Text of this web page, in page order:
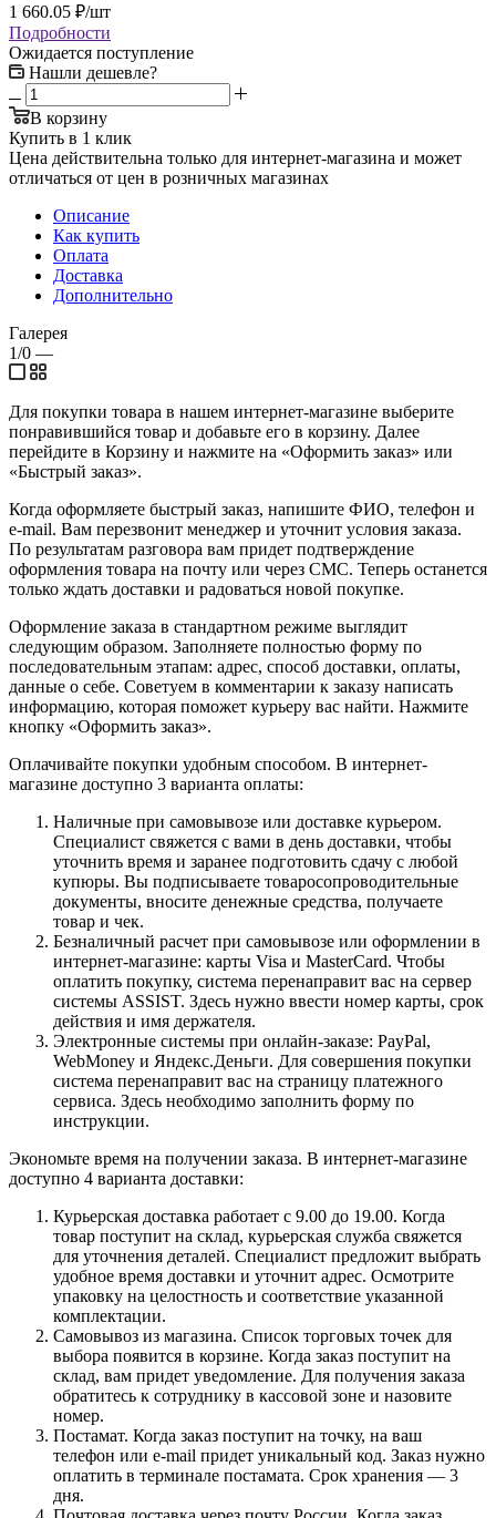
1 660.05 ₽/шт
Подробности
Ожидается поступление
Нашли дешевле?
В корзину
Купить в 1 клик
Цена действительна только для интернет-магазина и может
отличаться от цен в розничных магазинах
Описание
Как купить
Оплата
Доставка
Дополнительно
Галерея
1/0 —
Для покупки товара в нашем интернет-магазине выберите
понравившийся товар и добавьте его в корзину. Далее
перейдите в Корзину и нажмите на «Оформить заказ» или
«Быстрый заказ».
Когда оформляете быстрый заказ, напишите ФИО, телефон и
e-mail. Вам перезвонит менеджер и уточнит условия заказа.
По результатам разговора вам придет подтверждение
оформления товара на почту или через СМС. Теперь останется
только ждать доставки и радоваться новой покупке.
Оформление заказа в стандартном режиме выглядит
следующим образом. Заполняете полностью форму по
последовательным этапам: адрес, способ доставки, оплаты,
данные о себе. Советуем в комментарии к заказу написать
информацию, которая поможет курьеру вас найти. Нажмите
кнопку «Оформить заказ».
Оплачивайте покупки удобным способом. В интернет-
магазине доступно 3 варианта оплаты:
Наличные при самовывозе или доставке курьером.
Специалист свяжется с вами в день доставки, чтобы
уточнить время и заранее подготовить сдачу с любой
купюры. Вы подписываете товаросопроводительные
документы, вносите денежные средства, получаете
товар и чек.
Безналичный расчет при самовывозе или оформлении в
интернет-магазине: карты Visa и MasterCard. Чтобы
оплатить покупку, система перенаправит вас на сервер
системы ASSIST. Здесь нужно ввести номер карты, срок
действия и имя держателя.
Электронные системы при онлайн-заказе: PayPal,
WebMoney и Яндекс.Деньги. Для совершения покупки
система перенаправит вас на страницу платежного
сервиса. Здесь необходимо заполнить форму по
инструкции.
Экономьте время на получении заказа. В интернет-магазине
доступно 4 варианта доставки:
Курьерская доставка работает с 9.00 до 19.00. Когда
товар поступит на склад, курьерская служба свяжется
для уточнения деталей. Специалист предложит выбрать
удобное время доставки и уточнит адрес. Осмотрите
упаковку на целостность и соответствие указанной
комплектации.
Самовывоз из магазина. Список торговых точек для
выбора появится в корзине. Когда заказ поступит на
склад, вам придет уведомление. Для получения заказа
обратитесь к сотруднику в кассовой зоне и назовите
номер.
Постамат. Когда заказ поступит на точку, на ваш
телефон или e-mail придет уникальный код. Заказ нужно
оплатить в терминале постамата. Срок хранения — 3
дня.